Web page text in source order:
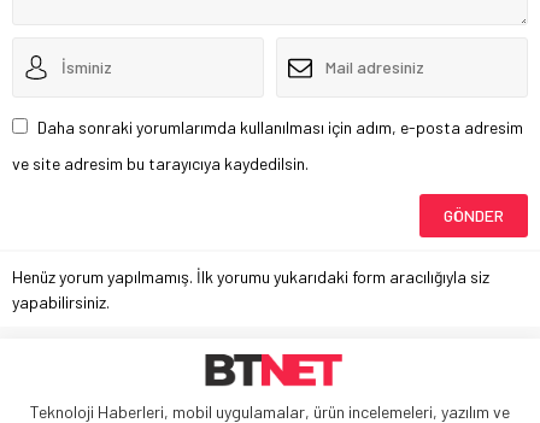
Daha sonraki yorumlarımda kullanılması için adım, e-posta adresim
ve site adresim bu tarayıcıya kaydedilsin.
Henüz yorum yapılmamış. İlk yorumu yukarıdaki form aracılığıyla siz
yapabilirsiniz.
Teknoloji Haberleri, mobil uygulamalar, ürün incelemeleri, yazılım ve